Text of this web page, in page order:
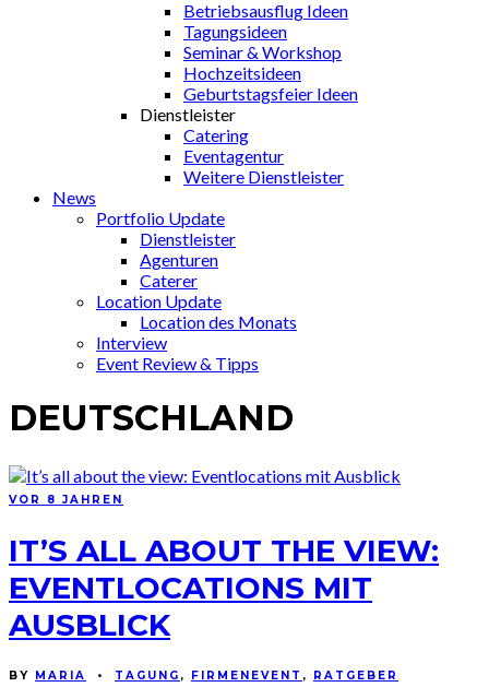
Betriebsausflug Ideen
Tagungsideen
Seminar & Workshop
Hochzeitsideen
Geburtstagsfeier Ideen
Dienstleister
Catering
Eventagentur
Weitere Dienstleister
News
Portfolio Update
Dienstleister
Agenturen
Caterer
Location Update
Location des Monats
Interview
Event Review & Tipps
DEUTSCHLAND
VOR 8 JAHREN
IT’S ALL ABOUT THE VIEW:
EVENTLOCATIONS MIT
AUSBLICK
BY MARIA • TAGUNG , FIRMENEVENT , RATGEBER